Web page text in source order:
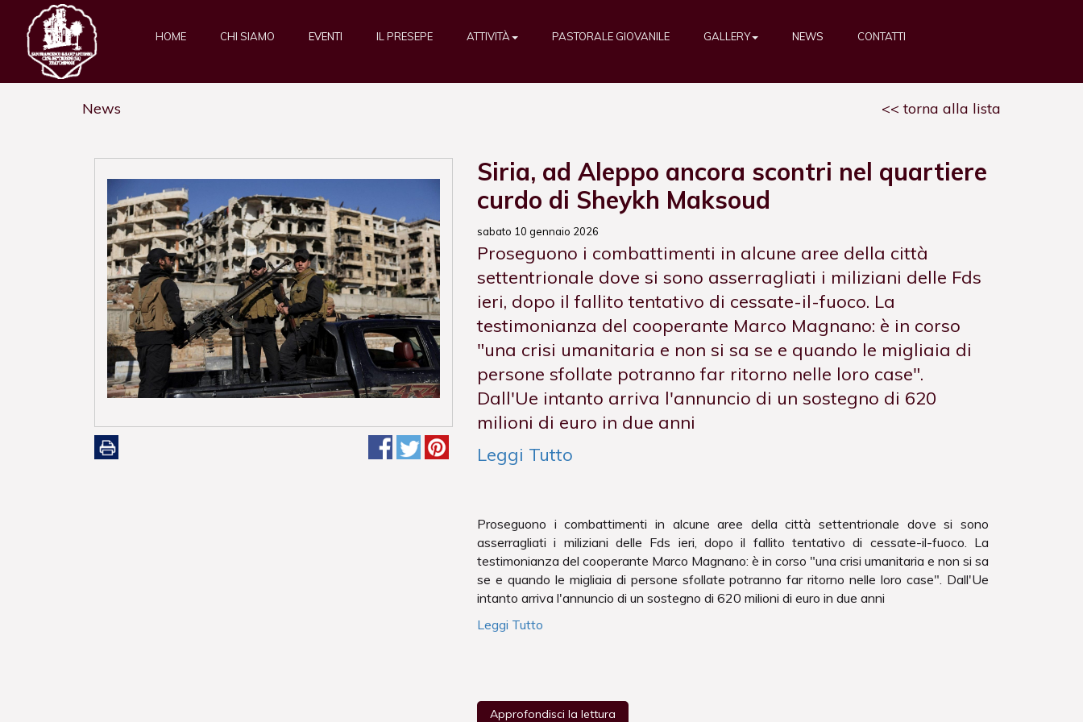
HOME CHI SIAMO EVENTI IL PRESEPE ATTIVITÀ PASTORALE GIOVANILE GALLERY NEWS CONTATTI
News torna alla lista
Siria, ad Aleppo ancora scontri nel quartiere
curdo di Sheykh Maksoud
sabato 10 gennaio 2026
Proseguono i combattimenti in alcune aree della città
settentrionale dove si sono asserragliati i miliziani delle Fds
ieri, dopo il fallito tentativo di cessate-il-fuoco. La
testimonianza del cooperante Marco Magnano: è in corso
"una crisi umanitaria e non si sa se e quando le migliaia di
persone sfollate potranno far ritorno nelle loro case".
Dall'Ue intanto arriva l'annuncio di un sostegno di 620
milioni di euro in due anni
Leggi Tutto
Proseguono i combattimenti in alcune aree della città settentrionale dove si sono
asserragliati i miliziani delle Fds ieri, dopo il fallito tentativo di cessate-il-fuoco. La
testimonianza del cooperante Marco Magnano: è in corso "una crisi umanitaria e non si sa
se e quando le migliaia di persone sfollate potranno far ritorno nelle loro case". Dall'Ue
intanto arriva l'annuncio di un sostegno di 620 milioni di euro in due anni
Leggi Tutto
Approfondisci la lettura